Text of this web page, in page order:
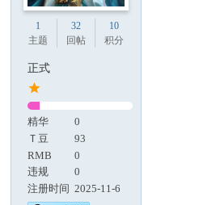
1
主题
32
回帖
10
积分
正式
精华
0
Ｔ豆
93
RMB
0
违规
0
注册时间 2025-11-6